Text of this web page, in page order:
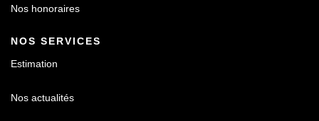
Nos honoraires
NOS SERVICES
Estimation
Nos actualités